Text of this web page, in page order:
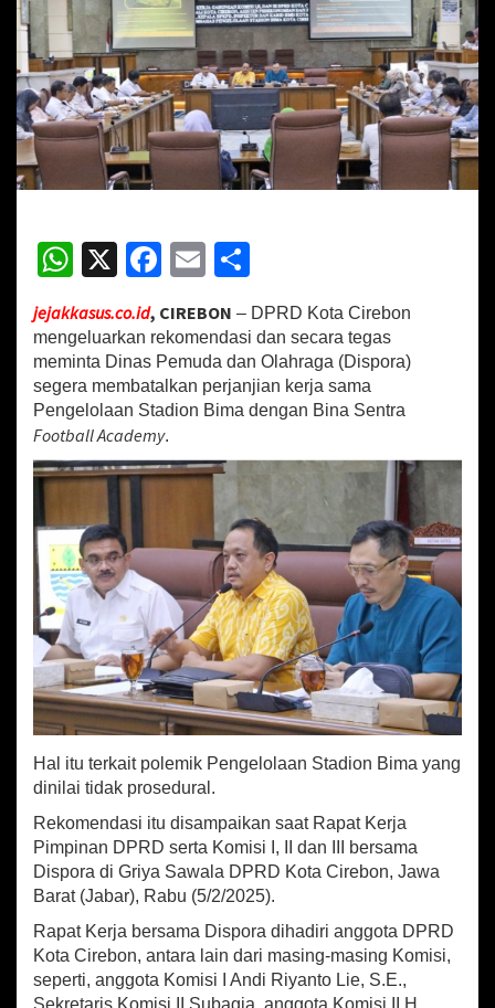
C
i
r
e
b
n
K
e
a
r
n
R
e
k
o
m
e
n
P
e
b
a
t
a
l
n
P
r
j
a
n
i
a
n
K
W
h
at
sA
p
p
X
Fa
b
o
o
k
E
ai
l
h
ar
e
jejakkasus.co.id, CIREBON – DPRD Kota Cirebon
mengeluarkan rekomendasi dan secara tegas
meminta Dinas Pemuda dan Olahraga (Dispora)
segera membatalkan perjanjian kerja sama
Pengelolaan Stadion Bima dengan Bina Sentra
Football Academy.
Hal itu terkait polemik Pengelolaan Stadion Bima yang
dinilai tidak prosedural.
Rekomendasi itu disampaikan saat Rapat Kerja
Pimpinan DPRD serta Komisi I, II dan III bersama
Dispora di Griya Sawala DPRD Kota Cirebon, Jawa
Barat (Jabar), Rabu (5/2/2025).
Rapat Kerja bersama Dispora dihadiri anggota DPRD
Kota Cirebon, antara lain dari masing-masing Komisi,
seperti, anggota Komisi I Andi Riyanto Lie, S.E.,